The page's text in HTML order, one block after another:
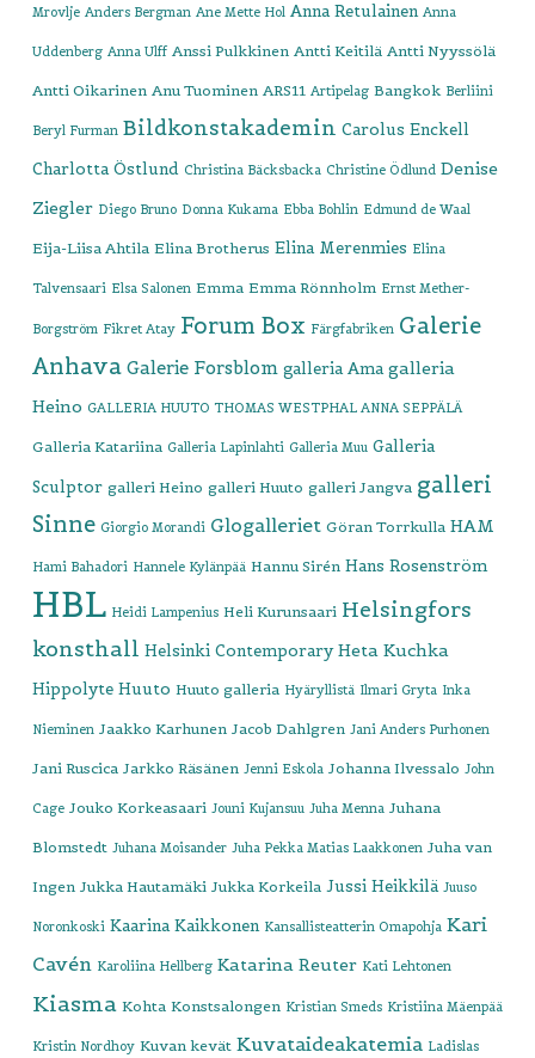
Mrovlje Anders Bergman Ane Mette Hol Anna Retulainen Anna
Uddenberg Anna Ulff Anssi Pulkkinen Antti Keitilä Antti Nyyssölä
Antti Oikarinen Anu Tuominen ARS11 Artipelag Bangkok Berliini
Beryl Furman Bildkonstakademin Carolus Enckell
Charlotta Östlund Christina Bäcksbacka Christine Ödlund Denise
Ziegler Diego Bruno Donna Kukama Ebba Bohlin Edmund de Waal
Eija-Liisa Ahtila Elina Brotherus Elina Merenmies Elina
Talvensaari Elsa Salonen Emma Emma Rönnholm Ernst Mether-
Borgström Fikret Atay Forum Box Färgfabriken Galerie
Anhava Galerie Forsblom galleria Ama galleria
Heino GALLERIA HUUTO THOMAS WESTPHAL ANNA SEPPÄLÄ
Galleria Katariina Galleria Lapinlahti Galleria Muu Galleria
Sculptor galleri Heino galleri Huuto galleri Jangva galleri
Sinne Giorgio Morandi Glogalleriet Göran Torrkulla HAM
Hami Bahadori Hannele Kylänpää Hannu Sirén Hans Rosenström
HBL Heidi Lampenius Heli Kurunsaari Helsingfors
konsthall Helsinki Contemporary Heta Kuchka
Hippolyte Huuto Huuto galleria Hyäryllistä Ilmari Gryta Inka
Nieminen Jaakko Karhunen Jacob Dahlgren Jani Anders Purhonen
Jani Ruscica Jarkko Räsänen Jenni Eskola Johanna Ilvessalo John
Cage Jouko Korkeasaari Jouni Kujansuu Juha Menna Juhana
Blomstedt Juhana Moisander Juha Pekka Matias Laakkonen Juha van
Ingen Jukka Hautamäki Jukka Korkeila Jussi Heikkilä Juuso
Noronkoski Kaarina Kaikkonen Kansallisteatterin Omapohja Kari
Cavén Karoliina Hellberg Katarina Reuter Kati Lehtonen
Kiasma Kohta Konstsalongen Kristian Smeds Kristiina Mäenpää
Kristin Nordhoy Kuvan kevät Kuvataideakatemia Ladislas